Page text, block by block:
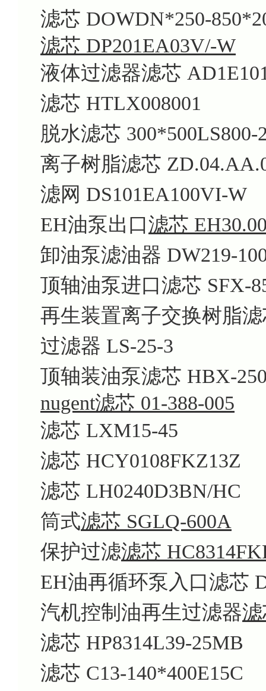
滤芯 DOWDN*250-
滤芯 DP201EA03V/-W
液体过滤器滤芯
滤芯 HTLX008001
脱水滤芯 300*500LS800-
离子树脂滤芯
滤网 DS101EA100VI-W
EH油泵出口滤芯
卸油泵滤油器 DW219-
顶轴油泵进口滤芯 SFX-
再生装置离子交换树脂
过滤器 LS-25-3
顶轴装油泵滤芯 HBX-
nugent滤芯 01-388-005
滤芯 LXM15-45
滤芯 HCY0108FKZ13Z
滤芯 LH0240D3BN/HC
筒式滤芯 SGLQ-600A
保护过滤滤芯
EH油再循环泵入口滤芯
汽机控制油再生过滤器滤
滤芯 HP8314L39-25MB
滤芯 C13-140*400E15C